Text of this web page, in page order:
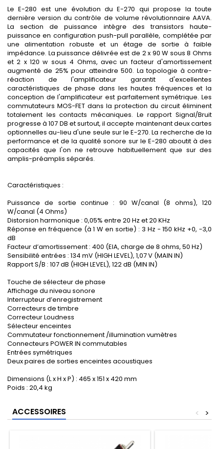
Le E-280 est une évolution du E-270 qui propose la toute
dernière version du contrôle de volume révolutionnaire AAVA.
La section de puissance intègre des transistors haute-
puissance en configuration push-pull parallèle, complétée par
une alimentation robuste et un étage de sortie à faible
impédance. La puissance délivrée est de 2 x 90 W sous 8 Ohms
et 2 x 120 w sous 4 Ohms, avec un facteur d'amortissement
augmenté de 25% pour atteindre 500. La topologie à contre-
réaction de l'amplificateur garantit d'excellentes
caractéristiques de phase dans les hautes fréquences et la
conception de l'amplificateur est parfaitement symétrique. Les
commutateurs MOS-FET dans la protection du circuit éliminent
totalement les contacts mécaniques. Le rapport Signal/Bruit
progresse à 107 DB et surtout, il accepte maintenant deux cartes
optionnelles au-lieu d'une seule sur le E-270. La recherche de la
performance et de la qualité sonore sur le E-280 aboutit à des
capacités que l'on ne retrouve habituellement que sur des
amplis-préamplis séparés.
Caractéristiques :
Puissance de sortie continue : 90 W/canal (8 ohms), 120
W/canal (4 Ohms)
Distorsion harmonique : 0,05% entre 20 Hz et 20 KHz
Réponse en fréquence (à 1 W en sortie) : 3 Hz - 150 kHz +0, -3,0
dB
Facteur d’amortissement : 400 (EIA, charge de 8 ohms, 50 Hz)
Sensibilité entrées : 134 mV (HIGH LEVEL), 1,07 V (MAIN IN)
Rapport S/B : 107 dB (HIGH LEVEL), 122 dB (MIN IN)
Touche de sélecteur de phase
Affichage du niveau sonore
Interrupteur d’enregistrement
Correcteurs de timbre
Correcteur Loudness
Sélecteur enceintes
Commutateur fonctionnement /illumination vumètres
Connecteurs POWER IN commutables
Entrées symétriques
Deux paires de sorties enceintes acoustiques
Dimensions (L x H x P) : 465 x 151 x 420 mm
Poids : 20,4 kg
ACCESSOIRES >
<